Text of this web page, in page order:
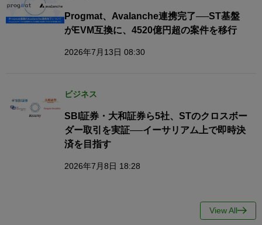
Progmat、Avalanche連携完了──ST基盤
がEVM互換に、4520億円超の案件を移行
2026年7月13日 08:30
ビジネス
SBI証券・大和証券ら5社、STのクロスボー
ダー取引を実証──イーサリアム上で即時決
済を目指す
2026年7月8日 18:28
View All